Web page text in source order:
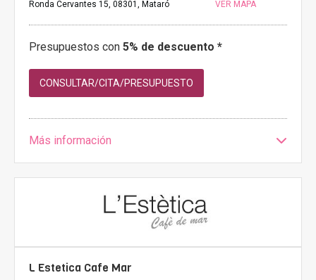
Ronda Cervantes 15, 08301, Mataró VER MAPA
Presupuestos con 5% de descuento *
CONSULTAR/CITA/PRESUPUESTO
Más información
L Estetica Cafe Mar